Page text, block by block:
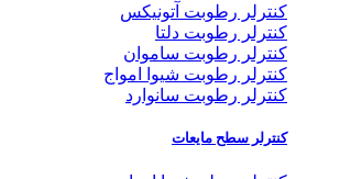
کنترلر رطوبت آتونیکس
کنترلر رطوبت دلتا
کنترلر رطوبت ساموان
کنترلر رطوبت شیوا امواج
کنترلر رطوبت سانوارد
کنترلر سطح مایعات